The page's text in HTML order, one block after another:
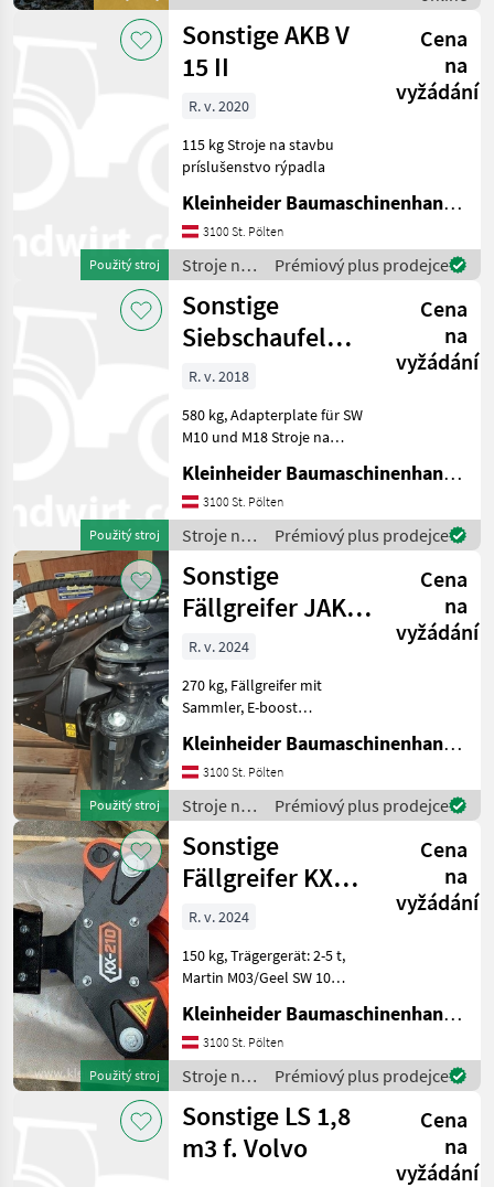
Robuste Profi
Sonstige
Použitý stroj
Sonstige AKB V
15 II
Cena
na
vyžádání
R. v. 2020
115 kg Stroje na stavbu
príslušenstvo rýpadla
Kleinheider Baumaschinenhandel GmbH.
3100 St. Pölten
Stroje na
stavbu /
Sonstige
Prémiový plus prodejce
Použitý stroj
Sonstige
Siebschaufel
Allu DL 2-12
Cena
na
vyžádání
R. v. 2018
580 kg, Adapterplate für SW
M10 und M18 Stroje na
rýpadla
Kleinheider Baumaschinenhandel GmbH.
3100 St. Pölten
Stroje na
stavbu /
Sonstige
Prémiový plus prodejce
Použitý stroj
Sonstige
Fällgreifer JAK
250 R LP G4
Cena
na
vyžádání
R. v. 2024
270 kg, Fällgreifer mit
Sammler, E-boost
Adaper, Schlauchpaket,
passend für 7-12 t Bagger
Stroje na stavbu
príslušenstvo rýpadla
Kleinheider Baumaschinenhandel GmbH.
3100 St. Pölten
Stroje na
stavbu /
Sonstige
Prémiový plus prodejce
Použitý stroj
Sonstige
Fällgreifer KX
210
Cena
na
vyžádání
R. v. 2024
150 kg, Trägergerät: 2-5 t,
Martin M03/Geel SW 10
Schnittdurchmesser max
210 mm, max. zulässiger
Druck 300 bar Stroje na
stavbu príslušenst
Kleinheider Baumaschinenhandel GmbH.
3100 St. Pölten
Stroje na
stavbu /
Sonstige
Prémiový plus prodejce
Sonstige LS 1,8
m3 f. Volvo
Cena
na
vyžádání